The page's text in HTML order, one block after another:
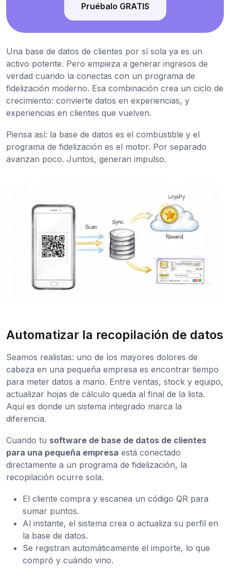
Pruébalo GRATIS
Una base de datos de clientes por sí sola ya es un
activo potente. Pero empieza a generar ingresos de
verdad cuando la conectas con un programa de
fidelización moderno. Esa combinación crea un ciclo de
crecimiento: convierte datos en experiencias, y
experiencias en clientes que vuelven.
Piensa así: la base de datos es el combustible y el
programa de fidelización es el motor. Por separado
avanzan poco. Juntos, generan impulso.
Automatizar la recopilación de datos
Seamos realistas: uno de los mayores dolores de
cabeza en una pequeña empresa es encontrar tiempo
para meter datos a mano. Entre ventas, stock y equipo,
actualizar hojas de cálculo queda al final de la lista.
Aquí es donde un sistema integrado marca la
diferencia.
Cuando tu software de base de datos de clientes
para una pequeña empresa está conectado
directamente a un programa de fidelización, la
recopilación ocurre sola.
El cliente compra y escanea un código QR para
sumar puntos.
Al instante, el sistema crea o actualiza su perfil en
la base de datos.
Se registran automáticamente el importe, lo que
compró y cuándo vino.